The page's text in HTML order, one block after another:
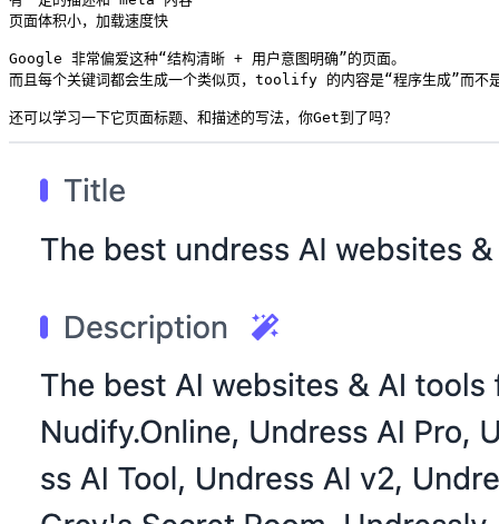
页面体积小，加载速度快
Google 非常偏爱这种“结构清晰 + 用户意图明确”的页面。
而且每个关键词都会生成一个类似页，toolify 的内容是“程序生成”而不
还可以学习一下它页面标题、和描述的写法，你Get到了吗？